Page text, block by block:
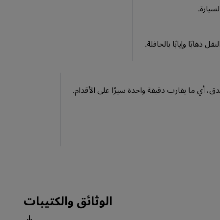
وإيابًا بالحافلة.
الوثائق والكتيبات